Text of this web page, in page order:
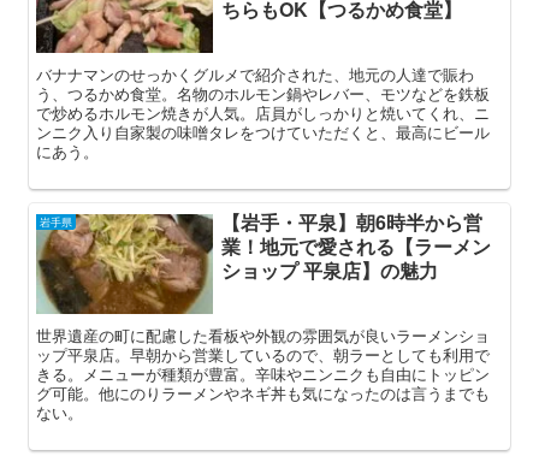
ちらもOK【つるかめ食堂】
バナナマンのせっかくグルメで紹介された、地元の人達で賑わ
う、つるかめ食堂。名物のホルモン鍋やレバー、モツなどを鉄板
で炒めるホルモン焼きが人気。店員がしっかりと焼いてくれ、ニ
ンニク入り自家製の味噌タレをつけていただくと、最高にビール
にあう。
岩手県
【岩手・平泉】朝6時半から営
業！地元で愛される【ラーメン
ショップ 平泉店】の魅力
世界遺産の町に配慮した看板や外観の雰囲気が良いラーメンショ
ップ平泉店。早朝から営業しているので、朝ラーとしても利用で
きる。メニューが種類が豊富。辛味やニンニクも自由にトッピン
グ可能。他にのりラーメンやネギ丼も気になったのは言うまでも
ない。